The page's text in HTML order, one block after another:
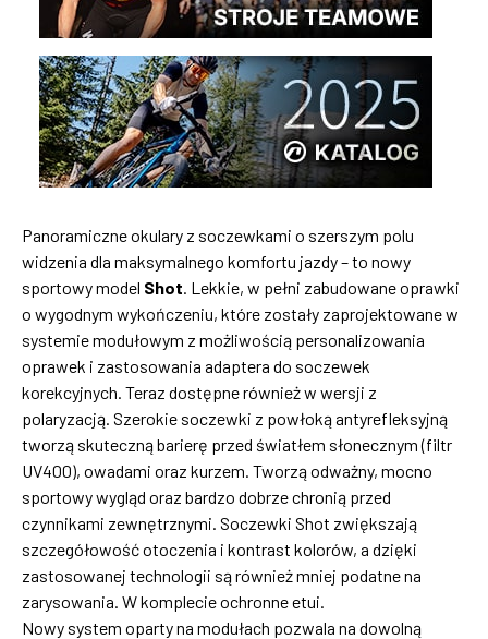
Panoramiczne okulary z soczewkami o szerszym polu
widzenia dla maksymalnego komfortu jazdy – to nowy
sportowy model Shot . Lekkie, w pełni zabudowane oprawki
o wygodnym wykończeniu, które zostały zaprojektowane w
systemie modułowym z możliwością personalizowania
oprawek i zastosowania adaptera do soczewek
korekcyjnych. Teraz dostępne również w wersji z
polaryzacją. Szerokie soczewki z powłoką antyrefleksyjną
tworzą skuteczną barierę przed światłem słonecznym (filtr
UV400), owadami oraz kurzem. Tworzą odważny, mocno
sportowy wygląd oraz bardzo dobrze chronią przed
czynnikami zewnętrznymi. Soczewki Shot zwiększają
szczegółowość otoczenia i kontrast kolorów, a dzięki
zastosowanej technologii są również mniej podatne na
zarysowania. W komplecie ochronne etui.
Nowy system oparty na modułach pozwala na dowolną